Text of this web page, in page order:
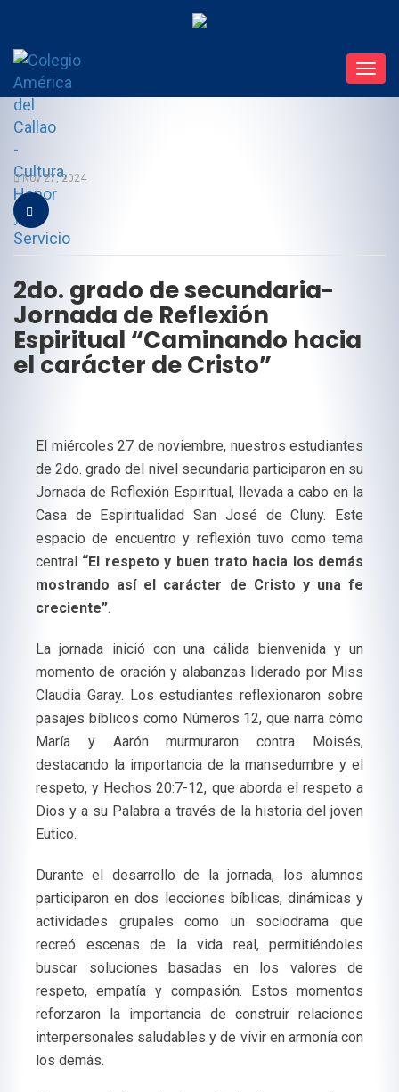
Nov 27, 2024
2do. grado de secundaria-
Jornada de Reflexión
Espiritual “Caminando hacia
el carácter de Cristo”
El miércoles 27 de noviembre, nuestros estudiantes
de 2do. grado del nivel secundaria participaron en su
Jornada de Reflexión Espiritual, llevada a cabo en la
Casa de Espiritualidad San José de Cluny. Este
espacio de encuentro y reflexión tuvo como tema
central “El respeto y buen trato hacia los demás
mostrando así el carácter de Cristo y una fe
creciente”.
La jornada inició con una cálida bienvenida y un
momento de oración y alabanzas liderado por Miss
Claudia Garay. Los estudiantes reflexionaron sobre
pasajes bíblicos como Números 12, que narra cómo
María y Aarón murmuraron contra Moisés,
destacando la importancia de la mansedumbre y el
respeto, y Hechos 20:7-12, que aborda el respeto a
Dios y a su Palabra a través de la historia del joven
Eutico.
Durante el desarrollo de la jornada, los alumnos
participaron en dos lecciones bíblicas, dinámicas y
actividades grupales como un sociodrama que
recreó escenas de la vida real, permitiéndoles
buscar soluciones basadas en los valores de
respeto, empatía y compasión. Estos momentos
reforzaron la importancia de construir relaciones
interpersonales saludables y de vivir en armonía con
los demás.